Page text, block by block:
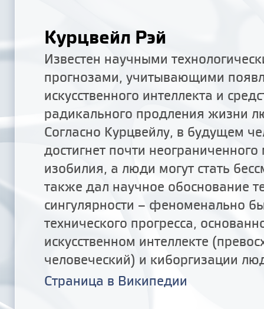
Курцвейл Рэй
Известен научными
прогнозами, учитывающими
искусственного интеллекта и
радикального продления жизни
Согласно Курцвейлу, в будущем
достигнет почти
изобилия, а люди могут стать
также дал научное обоснование
сингулярности – феноменально
технического прогресса,
искусственном интеллекте
человеческий) и киборгизации
Страница в Википедии